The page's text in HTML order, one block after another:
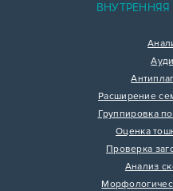
Расширение
Группировка
Оценка
Проверка
Анализ